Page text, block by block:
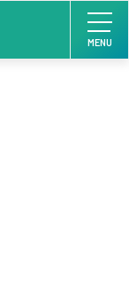
MENU